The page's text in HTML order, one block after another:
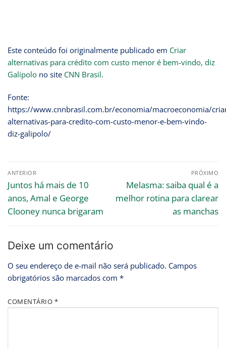
Este conteúdo foi originalmente publicado em Criar
alternativas para crédito com custo menor é bem-vindo, diz
Galípolo no site CNN Brasil.
Fonte:
https://www.cnnbrasil.com.br/economia/macroeconomia/
alternativas-para-credito-com-custo-menor-e-bem-vindo-
diz-galipolo/
ANTERIOR
Juntos há mais de 10
anos, Amal e George
Clooney nunca brigaram
PRÓXIMO
Melasma: saiba qual é a
melhor rotina para clarear
as manchas
Deixe um comentário
O seu endereço de e-mail não será publicado. Campos
obrigatórios são marcados com *
COMENTÁRIO *